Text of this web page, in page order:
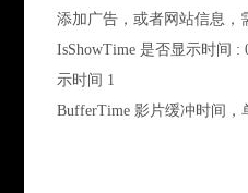
添加广告，或者网站信息，
IsShowTime 是否显示时间
示时间 1
BufferTime 影片缓冲时间，